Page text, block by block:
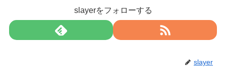
slayerをフォローする
slayer